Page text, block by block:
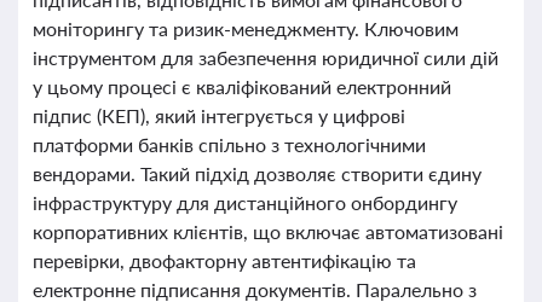
моніторингу та ризик-менеджменту. Ключовим
інструментом для забезпечення юридичної сили дій
у цьому процесі є кваліфікований електронний
підпис (КЕП), який інтегрується у цифрові
платформи банків спільно з технологічними
вендорами. Такий підхід дозволяє створити єдину
інфраструктуру для дистанційного онбордингу
корпоративних клієнтів, що включає автоматизовані
перевірки, двофакторну автентифікацію та
електронне підписання документів. Паралельно з